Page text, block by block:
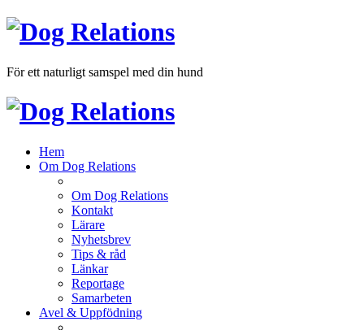
För ett naturligt samspel med din hund
Hem
Om Dog Relations
Om Dog Relations
Kontakt
Lärare
Nyhetsbrev
Tips & råd
Länkar
Reportage
Samarbeten
Avel & Uppfödning